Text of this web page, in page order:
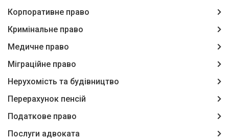
Корпоративне право
Кримінальне право
Медичне право
Міграційне право
Нерухомість та будівництво
Перерахунок пенсій
Податкове право
Послуги адвоката